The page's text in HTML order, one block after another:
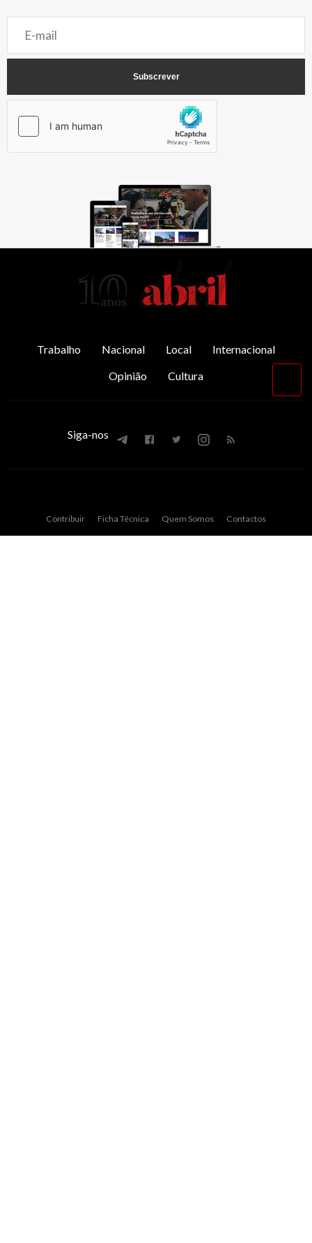
Trabalho Nacional Local
Internacional
Opinião
Cultura
Siga-nos
Contribuir Ficha Técnica Quem Somos Contactos